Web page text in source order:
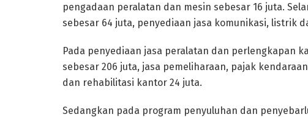
pengadaan peralatan dan mesin sebesar 16 juta.
sebesar 64 juta, penyediaan jasa komunikasi, listrik
Pada penyediaan jasa peralatan dan perlengkapan
sebesar 206 juta, jasa pemeliharaan, pajak
dan rehabilitasi kantor 24 juta.
Sedangkan pada program penyuluhan dan